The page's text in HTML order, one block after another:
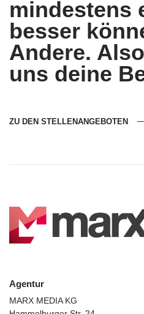
mindestens
besser
Andere.
uns deine
ZU DEN STELLENANGEBOTEN
Agentur
MARX MEDIA KG